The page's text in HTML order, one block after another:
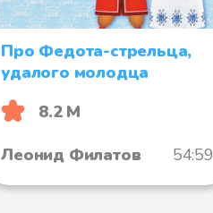
Про Федота-стрельца,
удалого молодца
8.2 М
Леонид Филатов
54:59